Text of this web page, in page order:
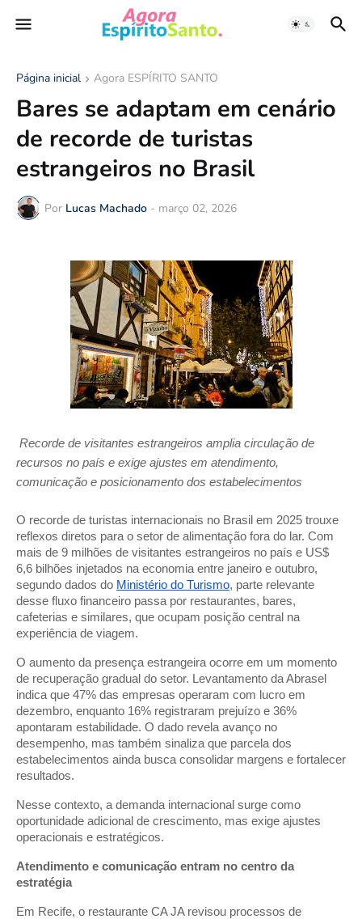
Página inicial Agora ESPÍRITO SANTO
Bares se adaptam em cenário
de recorde de turistas
estrangeiros no Brasil
Por Lucas Machado - março 02, 2026
Recorde de visitantes estrangeiros amplia circulação de
recursos no país e exige ajustes em atendimento,
comunicação e posicionamento dos estabelecimentos
O recorde de turistas internacionais no Brasil em 2025 trouxe
reflexos diretos para o setor de alimentação fora do lar. Com
mais de 9 milhões de visitantes estrangeiros no país e US$
6,6 bilhões injetados na economia entre janeiro e outubro,
segundo dados do Ministério do Turismo, parte relevante
desse fluxo financeiro passa por restaurantes, bares,
cafeterias e similares, que ocupam posição central na
experiência de viagem.
O aumento da presença estrangeira ocorre em um momento
de recuperação gradual do setor. Levantamento da Abrasel
indica que 47% das empresas operaram com lucro em
dezembro, enquanto 16% registraram prejuízo e 36%
apontaram estabilidade. O dado revela avanço no
desempenho, mas também sinaliza que parcela dos
estabelecimentos ainda busca consolidar margens e fortalecer
resultados.
Nesse contexto, a demanda internacional surge como
oportunidade adicional de crescimento, mas exige ajustes
operacionais e estratégicos.
Atendimento e comunicação entram no centro da
estratégia
Em Recife, o restaurante CA JA revisou processos de